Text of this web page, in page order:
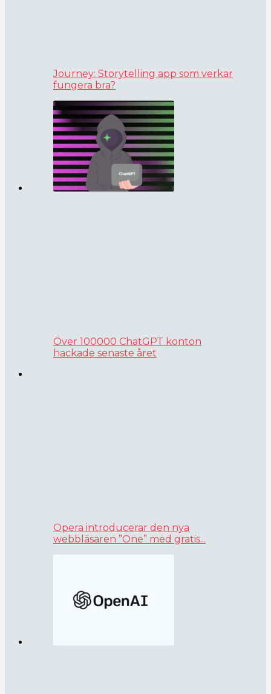
Journey: Storytelling app som verkar
fungera bra?
Över 100000 ChatGPT konton
hackade senaste året
Opera introducerar den nya
webbläsaren ”One” med gratis...